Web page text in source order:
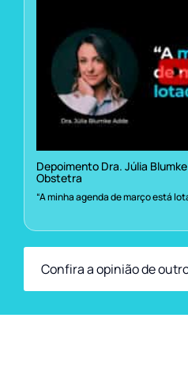
Depoimento Dra. Júlia
Obstetra
“A minha agenda de março está
Confira a opinião de